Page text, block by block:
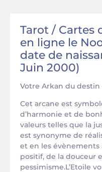
Tarot / Cartes
en ligne le
date de
Juin 2000)
Votre Arkan du destin
Cet arcane est
d’harmonie et de
valeurs telles que la
est synonyme de
et en les évènements
positif, de la douceur
pessimisme.L’Etoile